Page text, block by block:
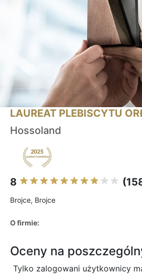
LAUREAT PLEBISCYTU
Hossoland
8
Brojce, Brojce
O firmie:
Oceny na
Tylko zalogowani użytkownicy